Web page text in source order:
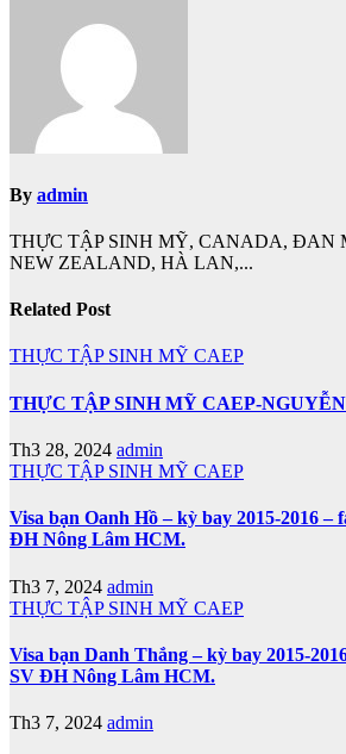
By admin
THỰC TẬP SINH MỸ, CANADA, ĐAN
NEW ZEALAND, HÀ LAN,...
Related Post
THỰC TẬP SINH MỸ CAEP
THỰC TẬP SINH MỸ CAEP-
Th3 28, 2024 admin
THỰC TẬP SINH MỸ CAEP
Visa bạn Oanh Hồ – kỳ bay 2015-2016 –
ĐH Nông Lâm HCM.
Th3 7, 2024 admin
THỰC TẬP SINH MỸ CAEP
Visa bạn Danh Thắng – kỳ bay 2015-
SV ĐH Nông Lâm HCM.
Th3 7, 2024 admin